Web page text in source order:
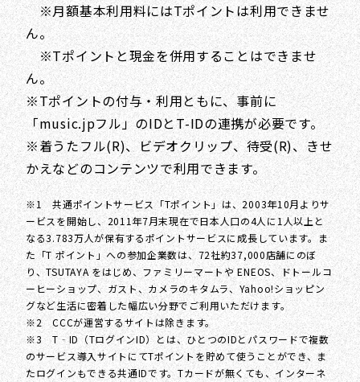
※月額基本利用料にはTポイントは利用できませ
ん。
※Tポイントと現金を併用することはできませ
ん。
※Tポイントの付与・利用ともに、事前に
「music.jpフル」のIDとT-IDの連携が必要です。
※着うたフル(R)、ビデオクリップ、待受(R)、きせ
かえなどのコンテンツで利用できます。
※1 共通ポイントサービス「Tポイント」は、2003年10月よりサ
ービスを開始し、2011年7月末現在で日本人口の4人に1人以上と
なる3.783万人が保有するポイントサービスに成長しています。ま
た「T ポイント」への参加企業数は、72社約37,000店舗にのぼ
り、TSUTAYA をはじめ、ファミリーマートや ENEOS、ドトールコ
ーヒーショップ、ガスト、カメラのキタムラ、Yahoo!ショッピン
グなど生活に密着した幅広い分野でご利用いただけます。
※2 CCCが運営するサイトは除きます。
※3 T‐ID（TログインID）とは、ひとつのIDとパスワードで複数
のサービス導入サイトにてTポイントを貯めて使うことができ、ま
たログインもできる共通IDです。Tカードが無くても、インターネ